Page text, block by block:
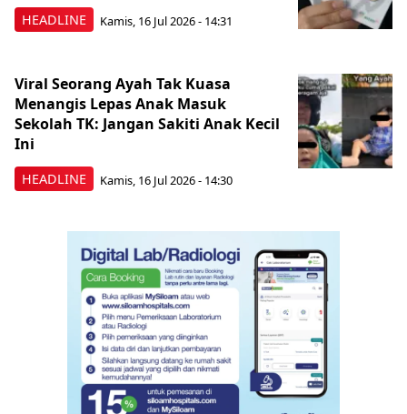
HEADLINE Kamis, 16 Jul 2026 - 14:31
HEADLINE
Viral Seorang Ayah Tak Kuasa
Menangis Lepas Anak Masuk
Sekolah TK: Jangan Sakiti Anak Kecil
Ini
Kamis, 16 Jul 2026 - 14:30